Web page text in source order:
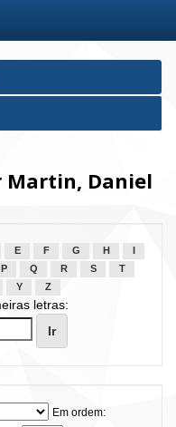
Martin, Daniel
E F G H
P Q R S
T
Y Z
letras:
Em ordem: